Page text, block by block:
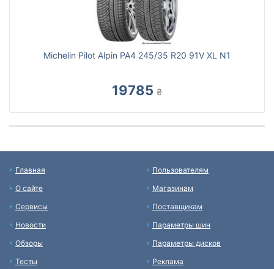
Michelin Pilot Alpin PA4 245/35 R20 91V XL N1
19785 ₴
Главная
О сайте
Сервисы
Новости
Обзоры
Тесты
Пользователям
Магазинам
Поставщикам
Параметры шин
Параметры дисков
Реклама